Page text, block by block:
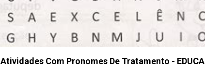
Atividades Com Pronomes De Tratamento - EDUCA